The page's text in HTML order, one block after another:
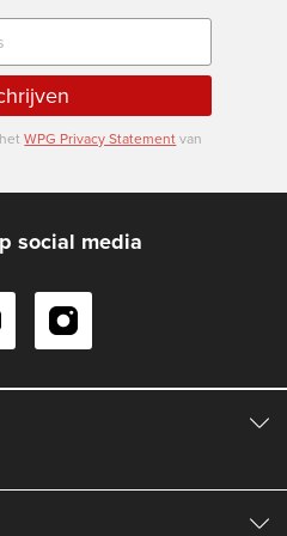
WPG Privacy Statementvan
social media